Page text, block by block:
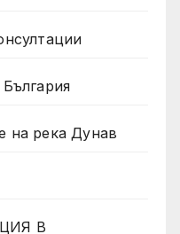
на река Дунав
В